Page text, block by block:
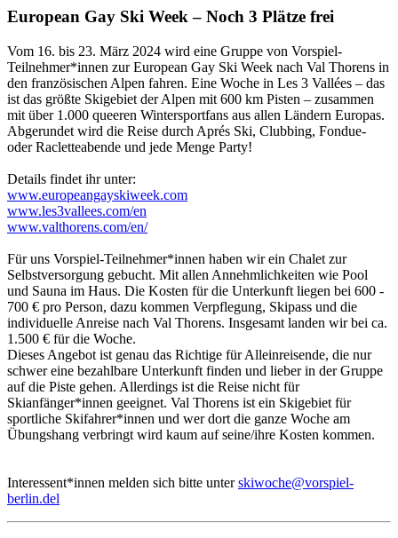
European Gay Ski Week – Noch 3 Plätze frei
Vom 16. bis 23. März 2024 wird eine Gruppe von Vorspiel-
Teilnehmer*innen zur European Gay Ski Week nach Val Thorens in
den französischen Alpen fahren. Eine Woche in Les 3 Vallées – das
ist das größte Skigebiet der Alpen mit 600 km Pisten – zusammen
mit über 1.000 queeren Wintersportfans aus allen Ländern Europas.
Abgerundet wird die Reise durch Aprés Ski, Clubbing, Fondue-
oder Racletteabende und jede Menge Party!
Details findet ihr unter:
www.europeangayskiweek.com
www.les3vallees.com/en
www.valthorens.com/en/
Für uns Vorspiel-Teilnehmer*innen haben wir ein Chalet zur
Selbstversorgung gebucht. Mit allen Annehmlichkeiten wie Pool
und Sauna im Haus. Die Kosten für die Unterkunft liegen bei 600 -
700 € pro Person, dazu kommen Verpflegung, Skipass und die
individuelle Anreise nach Val Thorens. Insgesamt landen wir bei ca.
1.500 € für die Woche.
Dieses Angebot ist genau das Richtige für Alleinreisende, die nur
schwer eine bezahlbare Unterkunft finden und lieber in der Gruppe
auf die Piste gehen. Allerdings ist die Reise nicht für
Skianfänger*innen geeignet. Val Thorens ist ein Skigebiet für
sportliche Skifahrer*innen und wer dort die ganze Woche am
Übungshang verbringt wird kaum auf seine/ihre Kosten kommen.
Interessent*innen melden sich bitte unterskiwoche@vorspiel-
berlin.del